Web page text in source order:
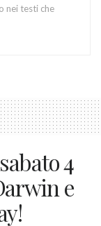
nei testi che
4
e